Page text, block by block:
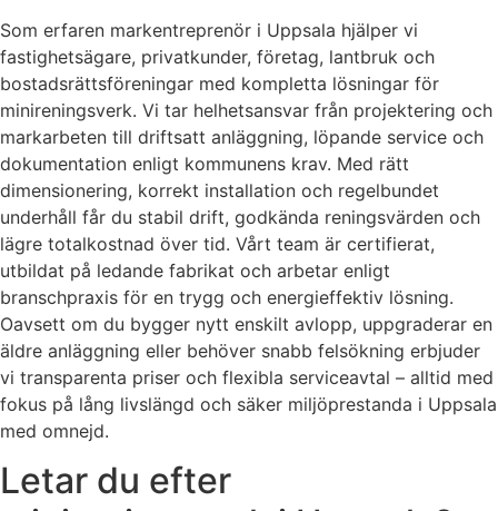
Som erfaren markentreprenör i Uppsala hjälper vi
fastighetsägare, privatkunder, företag, lantbruk och
bostadsrättsföreningar med kompletta lösningar för
minireningsverk. Vi tar helhetsansvar från projektering och
markarbeten till driftsatt anläggning, löpande service och
dokumentation enligt kommunens krav. Med rätt
dimensionering, korrekt installation och regelbundet
underhåll får du stabil drift, godkända reningsvärden och
lägre totalkostnad över tid. Vårt team är certifierat,
utbildat på ledande fabrikat och arbetar enligt
branschpraxis för en trygg och energieffektiv lösning.
Oavsett om du bygger nytt enskilt avlopp, uppgraderar en
äldre anläggning eller behöver snabb felsökning erbjuder
vi transparenta priser och flexibla serviceavtal – alltid med
fokus på lång livslängd och säker miljöprestanda i Uppsala
med omnejd.
Letar du efter